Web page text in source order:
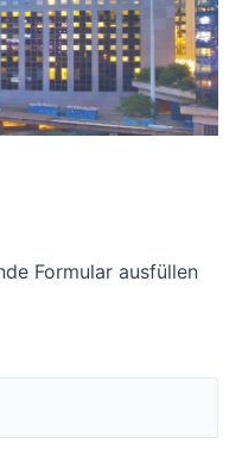
Formular ausfüllen